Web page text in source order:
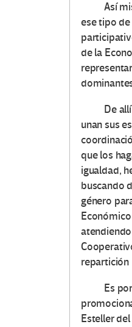
Así
ese tipo
de la
De allí
unan sus
que los
igualdad,
buscando
género
repartición
Es por
Esteller